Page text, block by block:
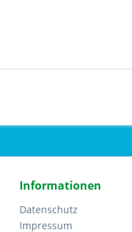
Informationen
Datenschutz
Impressum